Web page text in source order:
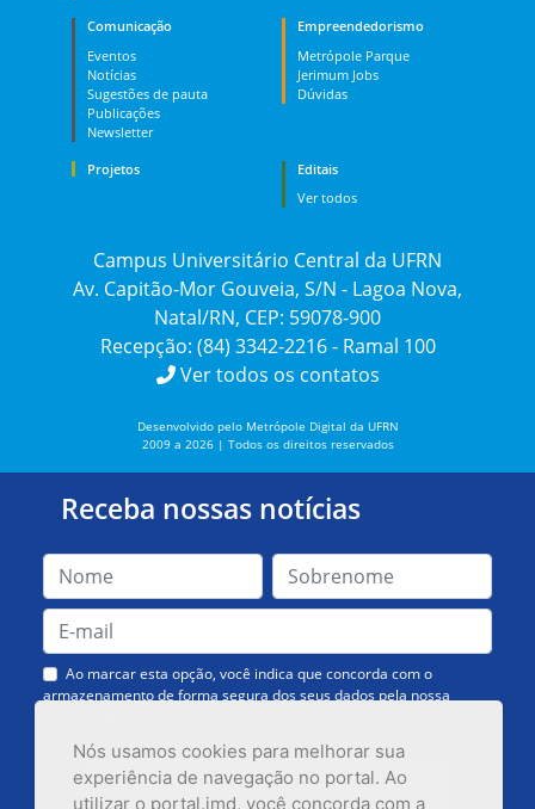
Nós usamos cookies para melhorar sua
experiência de navegação no portal. Ao
utilizar o portal.imd, você concorda com a
Comunicação
Eventos
Notícias
Sugestões de pauta
Publicações
Newsletter
Empreendedorismo
Metrópole Parque
Jerimum Jobs
Dúvidas
Projetos
Editais
Ver todos
Campus Universitário Central da UFRN
Av. Capitão-Mor Gouveia, S/N - Lagoa Nova,
Natal/RN, CEP: 59078-900
Recepção: (84) 3342-2216 - Ramal 100
Ver todos os contatos
Desenvolvido pelo Metrópole Digital da UFRN
2009 a 2026 | Todos os direitos reservados
Receba nossas notícias
Ao marcar esta opção, você indica que concorda com o
armazenamento de forma segura dos seus dados pela nossa